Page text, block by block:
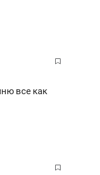
все как